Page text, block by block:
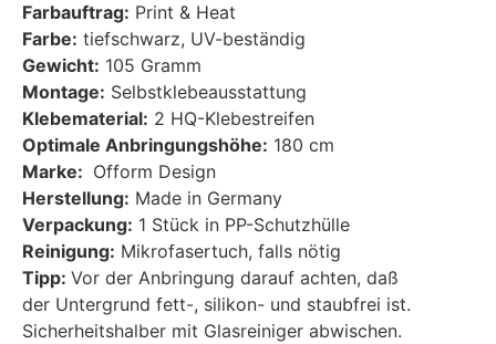
Farbauftrag: Print & Heat
Farbe: tiefschwarz, UV-beständig
Gewicht: 105 Gramm
Montage: Selbstklebeausstattung
Klebematerial: 2 HQ-Klebestreifen
Optimale Anbringungshöhe: 180 cm
Marke: Ofform Design
Herstellung: Made in Germany
Verpackung: 1 Stück in PP-Schutzhülle
Reinigung: Mikrofasertuch, falls nötig
Tipp: Vor der Anbringung darauf achten, daß
der Untergrund fett-, silikon- und staubfrei ist.
Sicherheitshalber mit Glasreiniger abwischen.